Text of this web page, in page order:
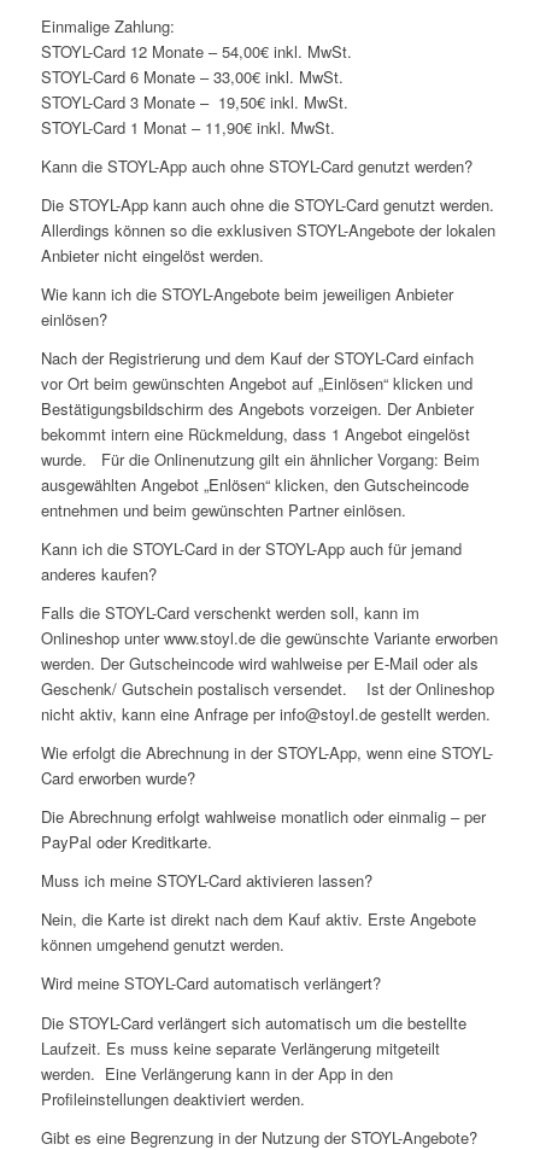
Einmalige Zahlung:
STOYL-Card 12 Monate – 54,00€ inkl. MwSt.
STOYL-Card 6 Monate – 33,00€ inkl. MwSt.
STOYL-Card 3 Monate – 19,50€ inkl. MwSt.
STOYL-Card 1 Monat – 11,90€ inkl. MwSt.
Kann die STOYL-App auch ohne STOYL-Card genutzt werden?
Die STOYL-App kann auch ohne die STOYL-Card genutzt werden.
Allerdings können so die exklusiven STOYL-Angebote der lokalen
Anbieter nicht eingelöst werden.
Wie kann ich die STOYL-Angebote beim jeweiligen Anbieter
einlösen?
Nach der Registrierung und dem Kauf der STOYL-Card einfach
vor Ort beim gewünschten Angebot auf „Einlösen“ klicken und
Bestätigungsbildschirm des Angebots vorzeigen. Der Anbieter
bekommt intern eine Rückmeldung, dass 1 Angebot eingelöst
wurde. Für die Onlinenutzung gilt ein ähnlicher Vorgang: Beim
ausgewählten Angebot „Enlösen“ klicken, den Gutscheincode
entnehmen und beim gewünschten Partner einlösen.
Kann ich die STOYL-Card in der STOYL-App auch für jemand
anderes kaufen?
Falls die STOYL-Card verschenkt werden soll, kann im
Onlineshop unter www.stoyl.de die gewünschte Variante erworben
werden. Der Gutscheincode wird wahlweise per E-Mail oder als
Geschenk/ Gutschein postalisch versendet. Ist der Onlineshop
nicht aktiv, kann eine Anfrage per info@stoyl.de gestellt werden.
Wie erfolgt die Abrechnung in der STOYL-App, wenn eine STOYL-
Card erworben wurde?
Die Abrechnung erfolgt wahlweise monatlich oder einmalig – per
PayPal oder Kreditkarte.
Muss ich meine STOYL-Card aktivieren lassen?
Nein, die Karte ist direkt nach dem Kauf aktiv. Erste Angebote
können umgehend genutzt werden.
Wird meine STOYL-Card automatisch verlängert?
Die STOYL-Card verlängert sich automatisch um die bestellte
Laufzeit. Es muss keine separate Verlängerung mitgeteilt
werden. Eine Verlängerung kann in der App in den
Profileinstellungen deaktiviert werden.
Gibt es eine Begrenzung in der Nutzung der STOYL-Angebote?